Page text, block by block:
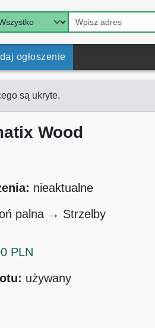
ogłoszenie
są ukryte.
Wood
nieaktualne
palna → Strzelby
PLN
używany